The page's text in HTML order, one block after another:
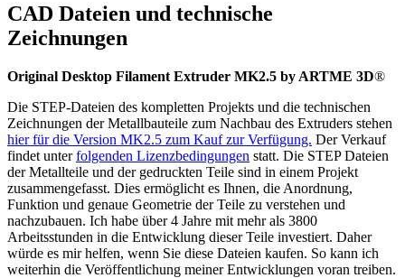
CAD Dateien und technische
Zeichnungen
Original Desktop Filament Extruder MK2.5 by ARTME 3D®
Die STEP-Dateien des kompletten Projekts und die technischen
Zeichnungen der Metallbauteile zum Nachbau des Extruders stehen
hier für die Version MK2.5 zum Kauf zur Verfügung. Der Verkauf
findet unterfolgenden Lizenzbedingungen statt. Die STEP Dateien
der Metallteile und der gedruckten Teile sind in einem Projekt
zusammengefasst. Dies ermöglicht es Ihnen, die Anordnung,
Funktion und genaue Geometrie der Teile zu verstehen und
nachzubauen. Ich habe über 4 Jahre mit mehr als 3800
Arbeitsstunden in die Entwicklung dieser Teile investiert. Daher
würde es mir helfen, wenn Sie diese Dateien kaufen. So kann ich
weiterhin die Veröffentlichung meiner Entwicklungen voran treiben.